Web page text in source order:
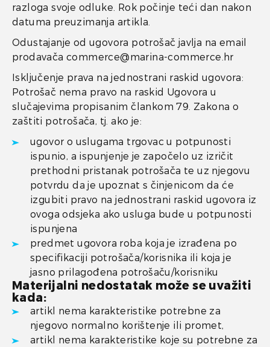
razloga svoje odluke. Rok počinje teći dan nakon
datuma preuzimanja artikla.
Odustajanje od ugovora potrošač javlja na email
prodavača commerce@marina-commerce.hr
Isključenje prava na jednostrani raskid ugovora:
Potrošač nema pravo na raskid Ugovora u
slučajevima propisanim člankom 79. Zakona o
zaštiti potrošača, tj. ako je:
ugovor o uslugama trgovac u potpunosti
ispunio, a ispunjenje je započelo uz izričit
prethodni pristanak potrošača te uz njegovu
potvrdu da je upoznat s činjenicom da će
izgubiti pravo na jednostrani raskid ugovora iz
ovoga odsjeka ako usluga bude u potpunosti
ispunjena
predmet ugovora roba koja je izrađena po
specifikaciji potrošača/korisnika ili koja je
jasno prilagođena potrošaču/korisniku
Materijalni nedostatak može se uvažiti
kada:
artikl nema karakteristike potrebne za
njegovo normalno korištenje ili promet,
artikl nema karakteristike koje su potrebne za